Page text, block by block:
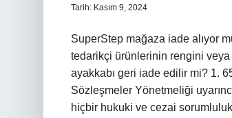
Tarih: Kasım 9, 2024
SuperStep mağaza iade alıyor
tedarikçi ürünlerinin rengini
ayakkabı geri iade edilir mi? 1.
Sözleşmeler Yönetmeliği
hiçbir hukuki ve cezai